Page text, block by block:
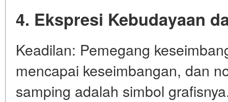
4. Ekspresi Kebudayaan
Keadilan: Pemegang
mencapai keseimbangan, dan
samping adalah simbol